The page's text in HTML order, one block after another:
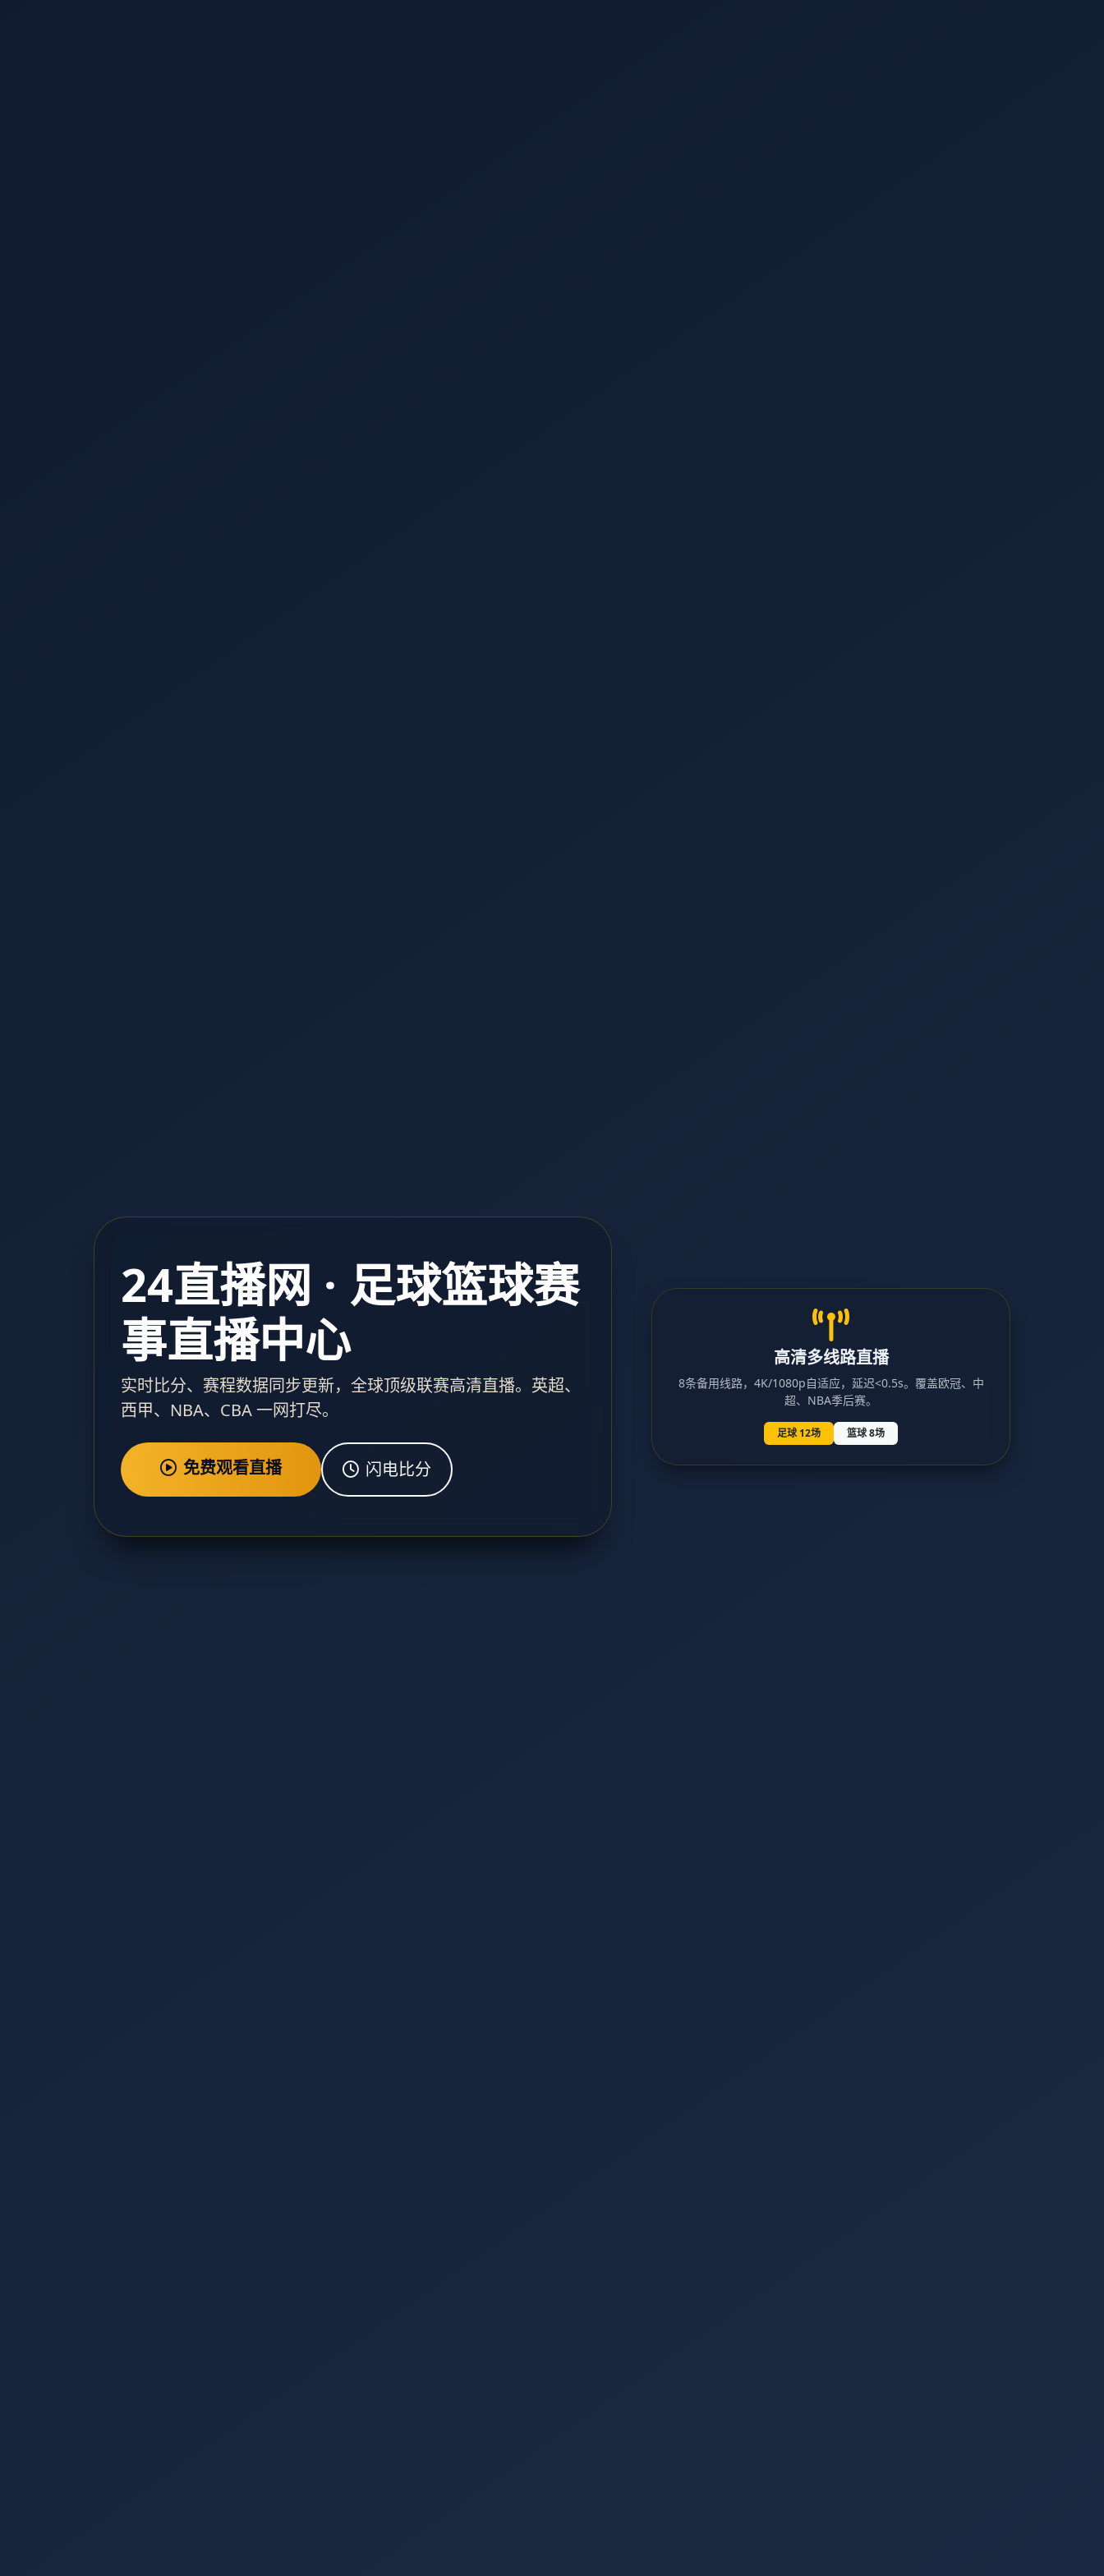
24直播网 · 足球篮球赛
事直播中心
实时比分、赛程数据同步更新，全球顶级联赛高清直播。英超、
西甲、NBA、CBA 一网打尽。
免费观看直播 闪电比分
高清多线路直播
8条备用线路，4K/1080p自适应，延迟<0.5s。覆盖欧冠、中
超、NBA季后赛。
足球 12场 篮球 8场